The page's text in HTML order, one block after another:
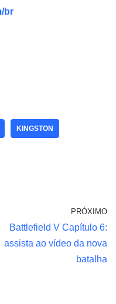
br
KINGSTON
PRÓXIMO
Battlefield V Capítulo 6:
assista ao vídeo da nova
batalha